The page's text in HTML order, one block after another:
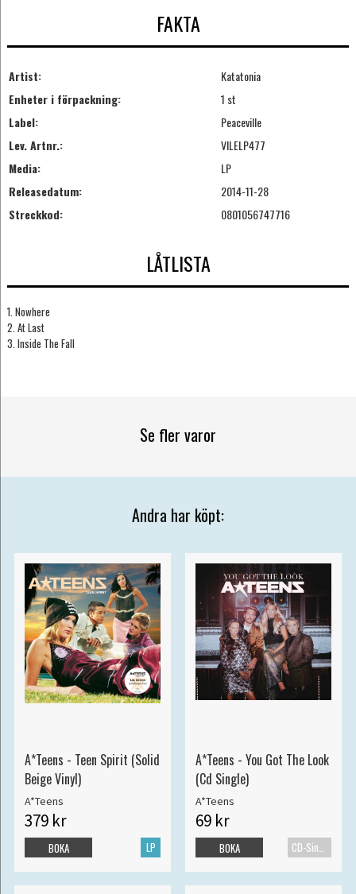
FAKTA
Artist:
Katatonia
Enheter i förpackning:
1 st
Label:
Peaceville
Lev. Artnr.:
VILELP477
Media:
LP
Releasedatum:
2014-11-28
Streckkod:
0801056747716
LÅTLISTA
1. Nowhere
2. At Last
3. Inside The Fall
Se fler varor
Andra har köpt:
A*Teens - Teen Spirit (Solid
Beige Vinyl)
A*Teens
379 kr
LP
BOKA
A*Teens - You Got The Look
(Cd Single)
A*Teens
69 kr
BOKA